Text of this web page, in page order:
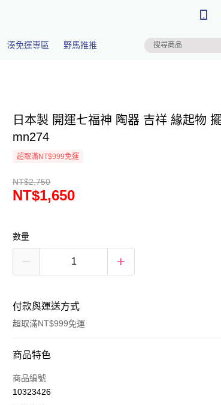
湊免運專區 野馬推推
日本製 開運七福神 陶器 吉祥 緣起物
mn274
超取滿NT$999免運
NT$2,750
NT$1,650
數量
付款與運送方式
超取滿NT$999免運
付款方式
信用卡一次付款
商品特色
商品編號
10323426